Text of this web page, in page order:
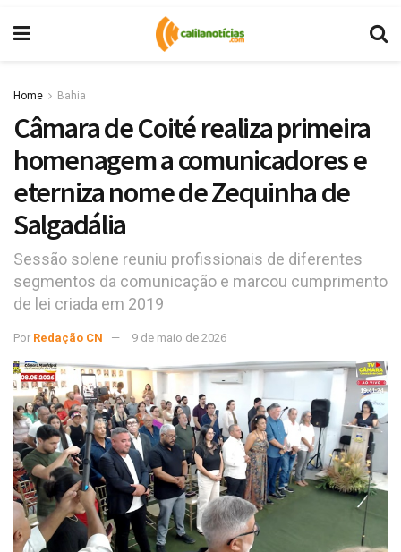
Home Bahia
Câmara de Coité realiza primeira
homenagem a comunicadores e
eterniza nome de Zequinha de
Salgadália
Sessão solene reuniu profissionais de diferentes
segmentos da comunicação e marcou cumprimento
de lei criada em 2019
Por Redação CN 9 de maio de 2026